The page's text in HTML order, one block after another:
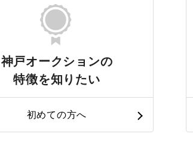
神戸オークションの
特徴を知りたい
初めての方へ